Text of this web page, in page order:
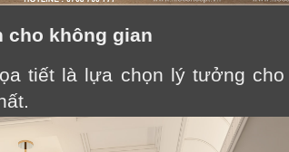
cho không gian
tiết là lựa chọn lý tưởng